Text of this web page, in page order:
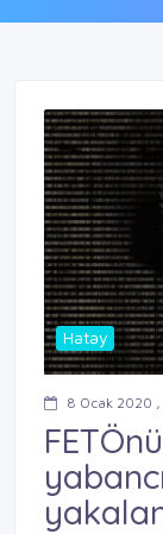
Hatay
8 Ocak 2020